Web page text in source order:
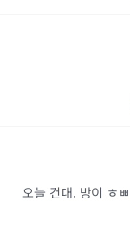
오늘 건대. 방이 ㅎ